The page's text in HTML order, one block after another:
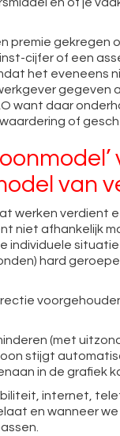
premie gekregen
cijfer of een
het eveneens
gegeven
want daar
of
van
werken verdient
niet afhankelijk
individuele
hard
(met
stijgt
in de grafiek
internet,
en wanneer we